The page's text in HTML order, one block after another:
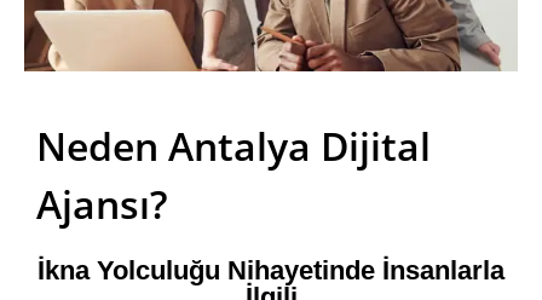
Neden Antalya Dijital
Ajansı?
İkna Yolculuğu Nihayetinde İnsanlarla